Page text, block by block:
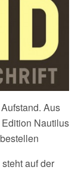
Aus
Nautilus
auf der